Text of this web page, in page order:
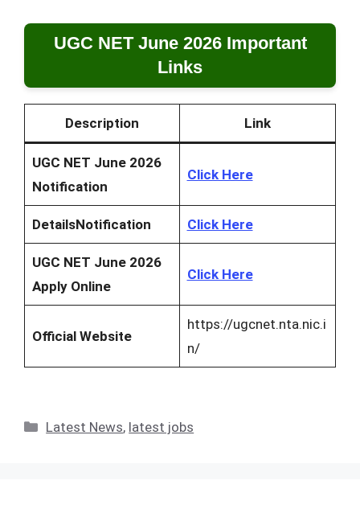
UGC NET June 2026 Important
Links
Description Link
UGC NET June 2026
Notification
Click Here
DetailsNotification Click Here
UGC NET June 2026
Apply Online
Click Here
Official Website
https://ugcnet.nta.nic.i
n/
Categories
Latest News, latest jobs